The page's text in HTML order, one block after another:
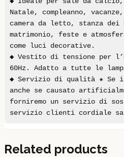
Natale, compleanno,
camera da letto, stanza
matrimonio, feste e
come luci decorative.
◆ Vestito di tensione per
60Hz. Adatto a tutte le
◆ Servizio di qualità ★ Se
anche se causato
forniremo un servizio di
servizio clienti cordiale
Related products